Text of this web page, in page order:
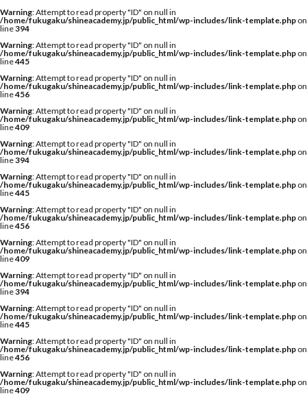
Warning: Attempt to read property "ID" on null in
/home/fukugaku/shineacademy.jp/public_html/wp-includes/link-template.php on
line394
Warning: Attempt to read property "ID" on null in
/home/fukugaku/shineacademy.jp/public_html/wp-includes/link-template.php on
line445
Warning: Attempt to read property "ID" on null in
/home/fukugaku/shineacademy.jp/public_html/wp-includes/link-template.php on
line456
Warning: Attempt to read property "ID" on null in
/home/fukugaku/shineacademy.jp/public_html/wp-includes/link-template.php on
line409
Warning: Attempt to read property "ID" on null in
/home/fukugaku/shineacademy.jp/public_html/wp-includes/link-template.php on
line394
Warning: Attempt to read property "ID" on null in
/home/fukugaku/shineacademy.jp/public_html/wp-includes/link-template.php on
line445
Warning: Attempt to read property "ID" on null in
/home/fukugaku/shineacademy.jp/public_html/wp-includes/link-template.php on
line456
Warning: Attempt to read property "ID" on null in
/home/fukugaku/shineacademy.jp/public_html/wp-includes/link-template.php on
line409
Warning: Attempt to read property "ID" on null in
/home/fukugaku/shineacademy.jp/public_html/wp-includes/link-template.php on
line394
Warning: Attempt to read property "ID" on null in
/home/fukugaku/shineacademy.jp/public_html/wp-includes/link-template.php on
line445
Warning: Attempt to read property "ID" on null in
/home/fukugaku/shineacademy.jp/public_html/wp-includes/link-template.php on
line456
Warning: Attempt to read property "ID" on null in
/home/fukugaku/shineacademy.jp/public_html/wp-includes/link-template.php on
line409